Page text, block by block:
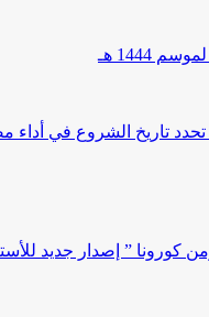
1444 هـ
تاريخ الشروع في أداء
كورونا ” إصدار جديد